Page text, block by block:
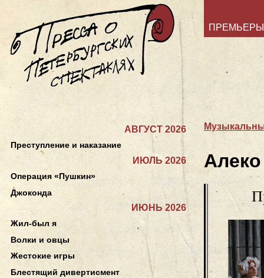
ПРЕМЬЕРЫ
АВГУСТ 2026
Преступление и наказание
ИЮЛЬ 2026
Операция «Пушкин»
Джоконда
ИЮНЬ 2026
Жил-был я
Волки и овцы
Жестокие игры
Блестящий дивертисмент